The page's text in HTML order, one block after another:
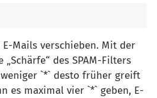
Mails verschieben. Mit der
des SPAM-Filters
`*` desto früher greift
es maximal vier `*` geben, E-